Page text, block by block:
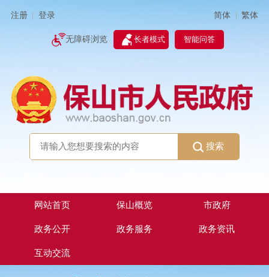
注册 登录 简体 | 繁体
无障碍浏览 长者模式 智能问答
搜索
网站首页 保山概览 市政府
政务公开 政务服务 政务资讯
互动交流